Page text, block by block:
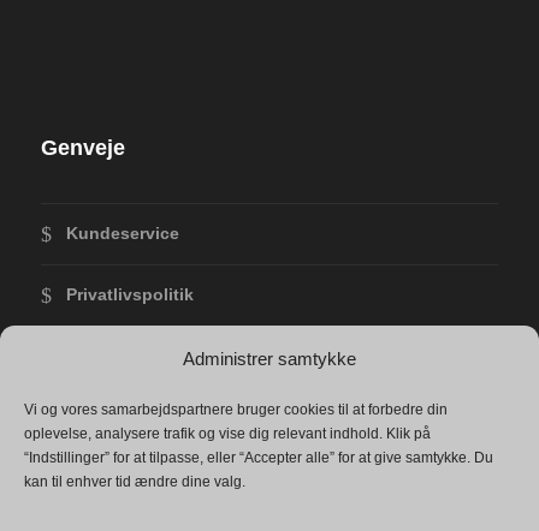
Administrer samtykke
Vi og vores samarbejdspartnere bruger cookies til at forbedre din
oplevelse, analysere trafik og vise dig relevant indhold. Klik på
“Indstillinger” for at tilpasse, eller “Accepter alle” for at give samtykke. Du
kan til enhver tid ændre dine valg.
Genveje
Kundeservice
Privatlivspolitik
Forretningsbetingelser
Returvarer
Shop